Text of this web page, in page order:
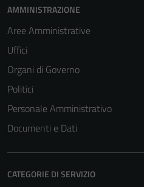
AMMINISTRAZIONE
Aree Amministrative
Uffici
Organi di Governo
Politici
Personale Amministrativo
Documenti e Dati
CATEGORIE DI SERVIZIO